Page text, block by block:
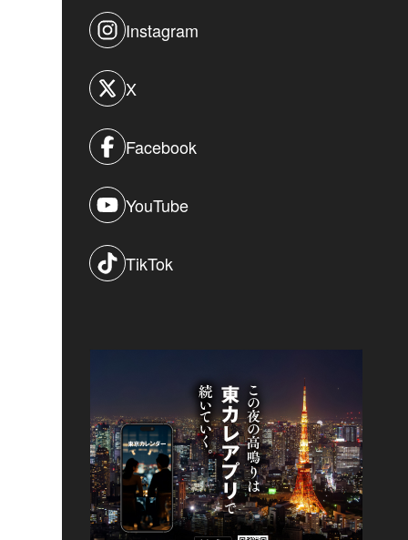
Instagram
X
Facebook
YouTube
TikTok